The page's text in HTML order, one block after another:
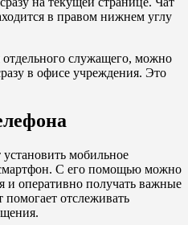
в правом нижнем углу
отдельного служащего, можно
в офисе учреждения. Это
мобильное
С его помощью можно
и оперативно получать важные
отслеживать